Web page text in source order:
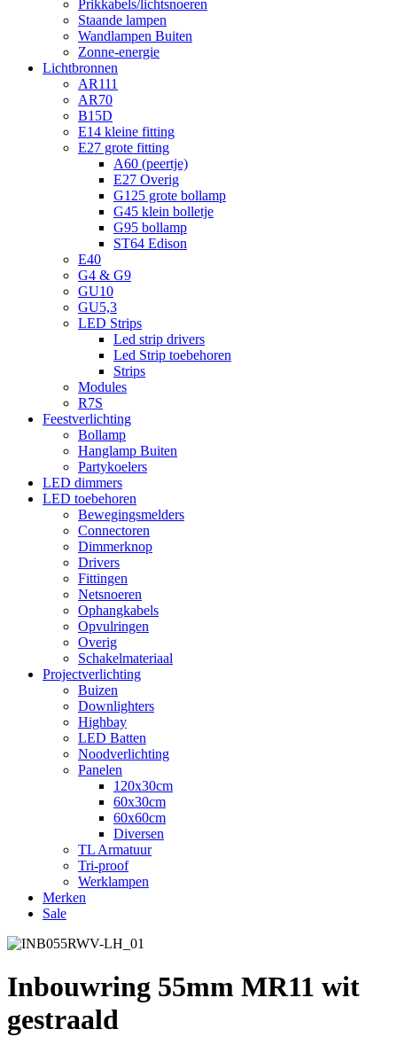
Prikkabels/lichtsnoeren
Staande lampen
Wandlampen Buiten
Zonne-energie
Lichtbronnen
AR111
AR70
B15D
E14 kleine fitting
E27 grote fitting
A60 (peertje)
E27 Overig
G125 grote bollamp
G45 klein bolletje
G95 bollamp
ST64 Edison
E40
G4 & G9
GU10
GU5,3
LED Strips
Led strip drivers
Led Strip toebehoren
Strips
Modules
R7S
Feestverlichting
Bollamp
Hanglamp Buiten
Partykoelers
LED dimmers
LED toebehoren
Bewegingsmelders
Connectoren
Dimmerknop
Drivers
Fittingen
Netsnoeren
Ophangkabels
Opvulringen
Overig
Schakelmateriaal
Projectverlichting
Buizen
Downlighters
Highbay
LED Batten
Noodverlichting
Panelen
120x30cm
60x30cm
60x60cm
Diversen
TL Armatuur
Tri-proof
Werklampen
Merken
Sale
Inbouwring 55mm MR11 wit
gestraald